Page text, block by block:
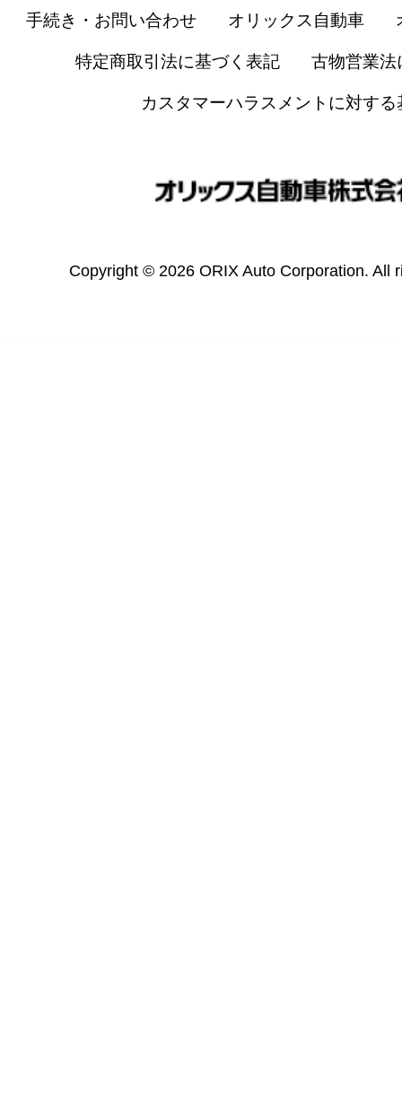
手続き・お問い合わせ オリックス自動車
特定商取引法に基づく表記 古物営業法
カスタマーハラスメントに対する
Copyright © 2026 ORIX Auto Corporation. All